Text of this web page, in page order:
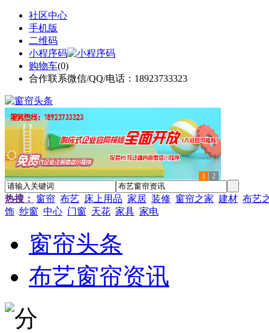
社区中心
手机版
二维码
小程序码
购物车(0)
合作联系微信/QQ/电话：18923733323
1 2
热搜： 窗帘 布艺 床上用品 家居 装修 窗帘之家 建材 布艺
饰 纱窗 中心 门窗 天花 家具 家电
窗帘头条
布艺窗帘资讯